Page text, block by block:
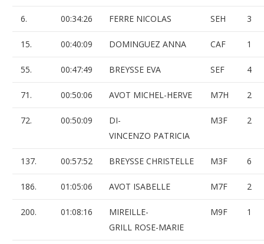
6. 00:34:26 FERRE NICOLAS SEH 3
15. 00:40:09 DOMINGUEZ ANNA CAF 1
55. 00:47:49 BREYSSE EVA SEF 4
71. 00:50:06 AVOT MICHEL-HERVE M7H 2
72. 00:50:09
DI-
VINCENZO PATRICIA
M3F 2
137. 00:57:52 BREYSSE CHRISTELLE M3F 6
186. 01:05:06 AVOT ISABELLE M7F 2
200. 01:08:16
MIREILLE-
GRILL ROSE-MARIE
M9F 1